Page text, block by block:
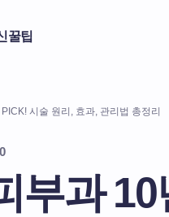
꿀팁
시술 원리, 효과, 관리법 총정리
부과 10